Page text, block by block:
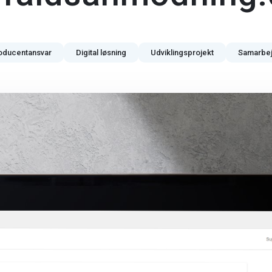
Digital løsning Udviklingsprojekt